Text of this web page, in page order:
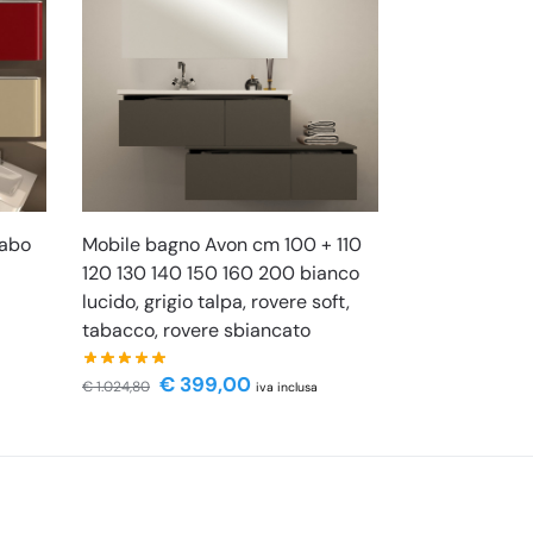
Mobile bagno Avon cm 100 + 110
120 130 140 150 160 200 bianco
lucido, grigio talpa, rovere soft,
tabacco, rovere sbiancato
€1.024,80 € 399,00 iva inclusa